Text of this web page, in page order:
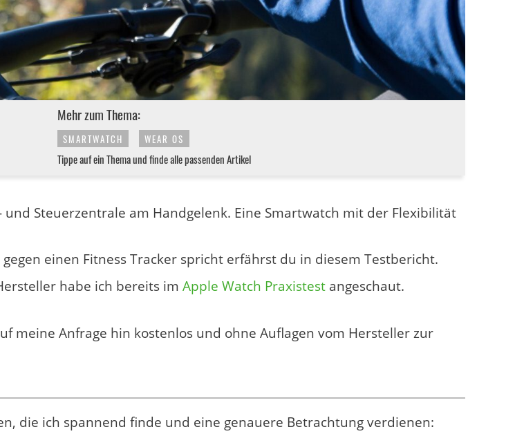
Mehr zum Thema:
SMARTWATCH WEAR OS
Tippe auf ein Thema und finde alle passenden Artikel
und Steuerzentrale am Handgelenk. Eine Smartwatch mit der Flexibilität
einen Fitness Tracker spricht erfährst du in diesem Testbericht.
habe ich bereits im Apple Watch Praxistest angeschaut.
meine Anfrage hin kostenlos und ohne Auflagen vom Hersteller zur
die ich spannend finde und eine genauere Betrachtung verdienen: